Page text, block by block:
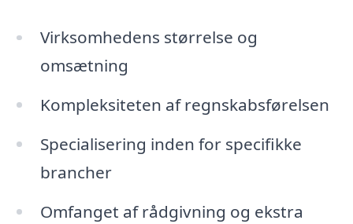
Virksomhedens størrelse og
omsætning
Kompleksiteten af regnskabsførelsen
Specialisering inden for specifikke
brancher
Omfanget af rådgivning og ekstra